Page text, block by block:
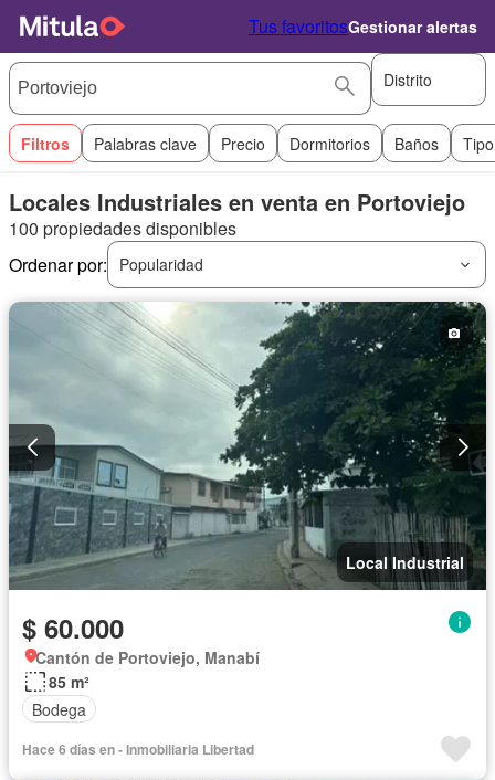
Tus favoritosGestionar alertas
Distrito
Filtros Palabras clave Precio Dormitorios Baños
Locales Industriales en venta en Portoviejo
100 propiedades disponibles
Ordenar por:
Popularidad
Local Industrial
$ 60.000
Cantón de Portoviejo, Manabí
85 m²
Bodega
Hace 6 días en - Inmobiliaria Libertad